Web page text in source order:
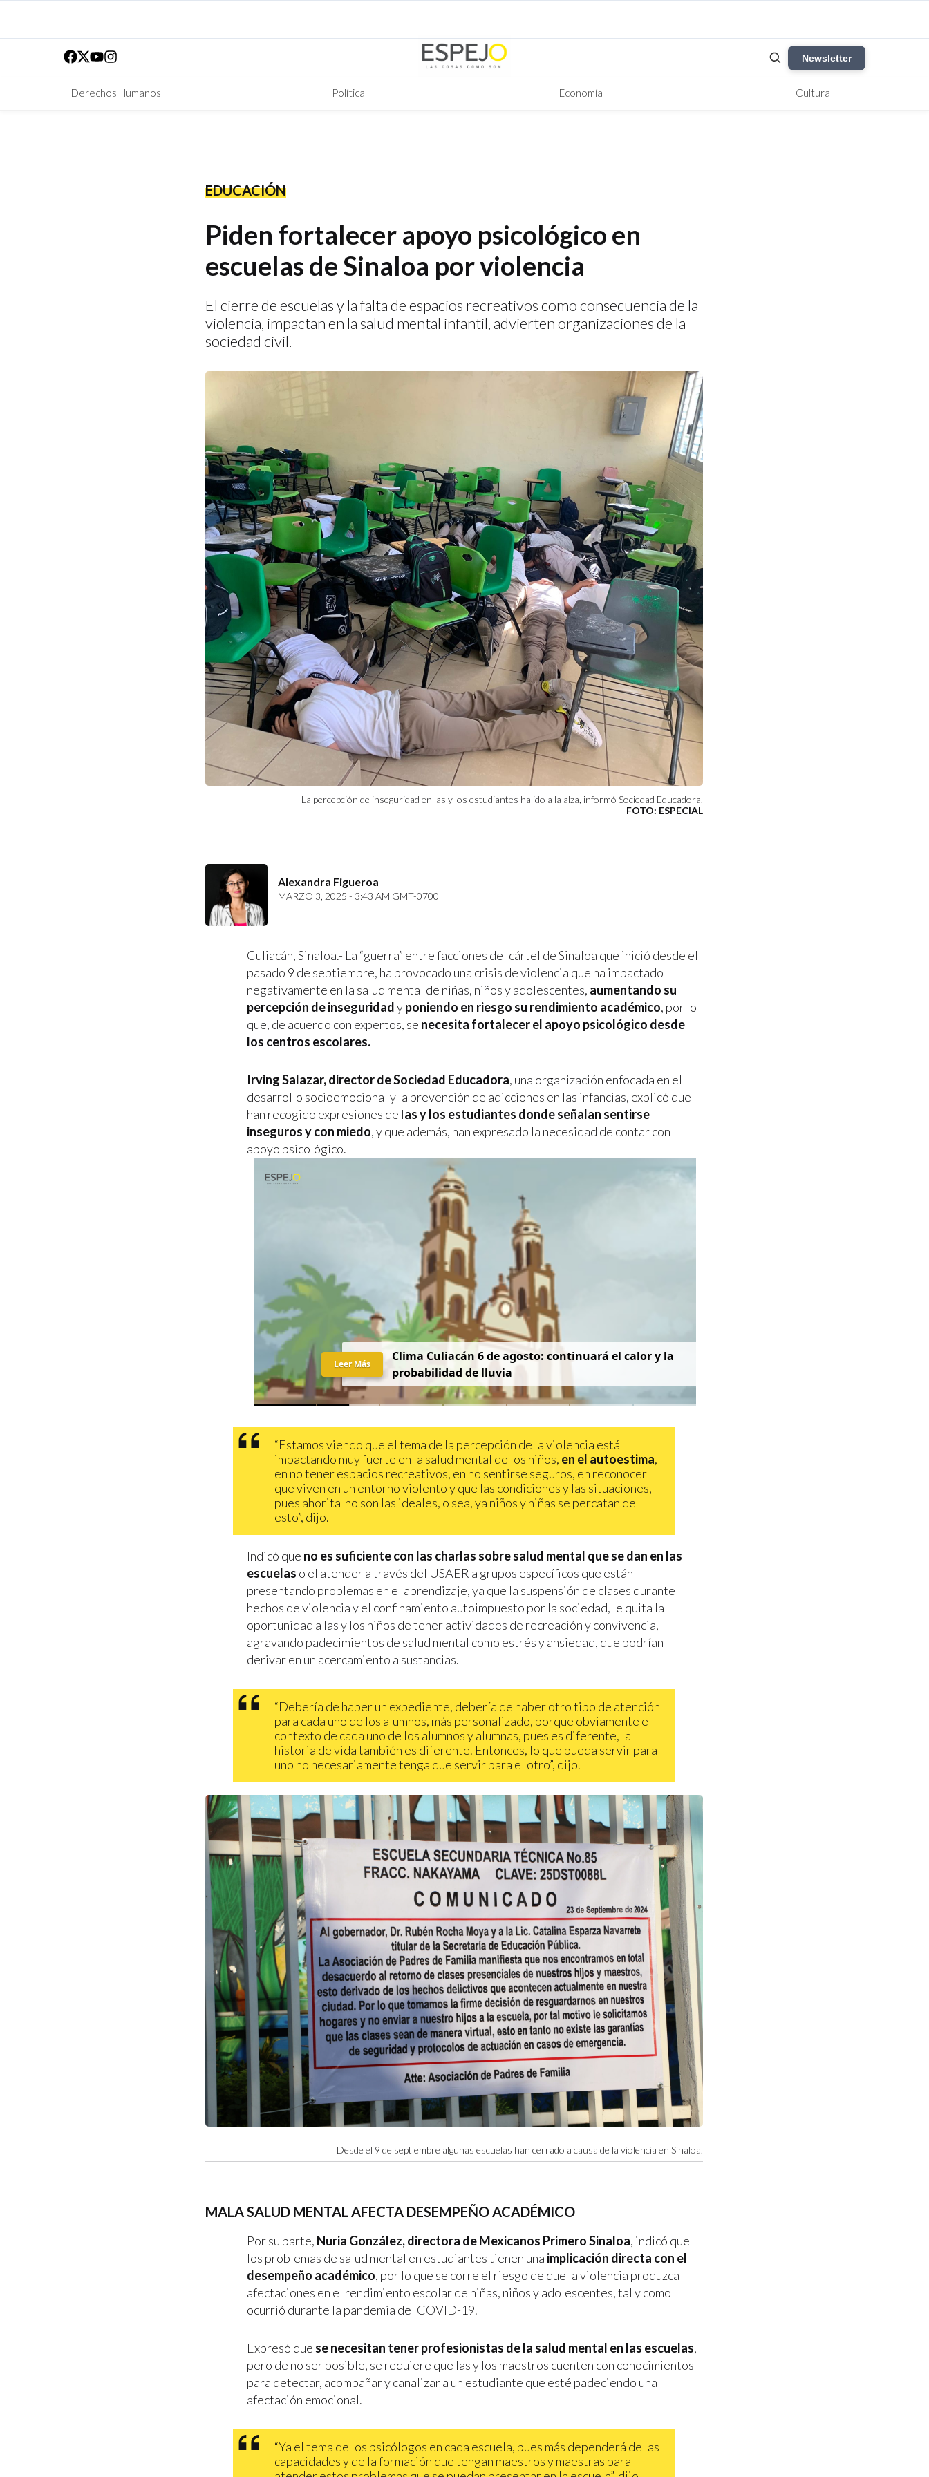
Newsletter
Derechos Humanos Política Economía Cultura
EDUCACIÓN
Piden fortalecer apoyo psicológico en
escuelas de Sinaloa por violencia
El cierre de escuelas y la falta de espacios recreativos como consecuencia de la
violencia, impactan en la salud mental infantil, advierten organizaciones de la
sociedad civil.
La percepción de inseguridad en las y los estudiantes ha ido a la alza, informó Sociedad Educadora.
FOTO: ESPECIAL
Alexandra Figueroa
MARZO 3, 2025 - 3:43 AM GMT-0700
Culiacán, Sinaloa.- La “guerra” entre facciones del cártel de Sinaloa que inició desde el
pasado 9 de septiembre, ha provocado una crisis de violencia que ha impactado
negativamente en la salud mental de niñas, niños y adolescentes, aumentando su
percepción de inseguridadyponiendo en riesgo su rendimiento académico, por lo
que, de acuerdo con expertos, se necesita fortalecer el apoyo psicológico desde
los centros escolares.
Irving Salazar, director de Sociedad Educadora, una organización enfocada en el
desarrollo socioemocional y la prevención de adicciones en las infancias, explicó que
han recogido expresiones de las y los estudiantes donde señalan sentirse
inseguros y con miedo, y que además, han expresado la necesidad de contar con
apoyo psicológico.
Clima Culiacán 6 de agosto: continuará el calor y la
probabilidad de lluvia
Leer Más
“Estamos viendo que el tema de la percepción de la violencia está
impactando muy fuerte en la salud mental de los niños, en el autoestima,
en no tener espacios recreativos, en no sentirse seguros, en reconocer
que viven en un entorno violento y que las condiciones y las situaciones,
pues ahorita no son las ideales, o sea, ya niños y niñas se percatan de
esto”, dijo.
Indicó que no es suficiente con las charlas sobre salud mental que se dan en las
escuelas o el atender a través del USAER a grupos específicos que están
presentando problemas en el aprendizaje, ya que la suspensión de clases durante
hechos de violencia y el confinamiento autoimpuesto por la sociedad, le quita la
oportunidad a las y los niños de tener actividades de recreación y convivencia,
agravando padecimientos de salud mental como estrés y ansiedad, que podrían
derivar en un acercamiento a sustancias.
“Debería de haber un expediente, debería de haber otro tipo de atención
para cada uno de los alumnos, más personalizado, porque obviamente el
contexto de cada uno de los alumnos y alumnas, pues es diferente, la
historia de vida también es diferente. Entonces, lo que pueda servir para
uno no necesariamente tenga que servir para el otro”, dijo.
Desde el 9 de septiembre algunas escuelas han cerrado a causa de la violencia en Sinaloa.
MALA SALUD MENTAL AFECTA DESEMPEÑO ACADÉMICO
Por su parte, Nuria González, directora de Mexicanos Primero Sinaloa, indicó que
los problemas de salud mental en estudiantes tienen una implicación directa con el
desempeño académico, por lo que se corre el riesgo de que la violencia produzca
afectaciones en el rendimiento escolar de niñas, niños y adolescentes, tal y como
ocurrió durante la pandemia del COVID-19.
Expresó que se necesitan tener profesionistas de la salud mental en las escuelas,
pero de no ser posible, se requiere que las y los maestros cuenten con conocimientos
para detectar, acompañar y canalizar a un estudiante que esté padeciendo una
afectación emocional.
“Ya el tema de los psicólogos en cada escuela, pues más dependerá de las
capacidades y de la formación que tengan maestros y maestras para